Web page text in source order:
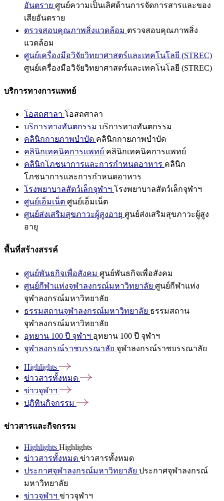
อันตราย ศูนย์ความเป็นเลิศด้านการจัดการสารและของ
เสียอันตราย
ตรวจสอบคุณภาพสิ่งแวดล้อม ตรวจสอบคุณภาพสิ่ง
แวดล้อม
ศูนย์เครื่องมือวิจัยวิทยาศาสตร์และเทคโนโลยี (STREC)
ศูนย์เครื่องมือวิจัยวิทยาศาสตร์และเทคโนโลยี (STREC)
บริการทางการแพทย์
โอสถศาลา โอสถศาลา
บริการทางทันตกรรม บริการทางทันตกรรม
คลินิกกายภาพบำบัด คลินิกกายภาพบำบัด
คลินิกเทคนิคการแพทย์ คลินิกเทคนิคการแพทย์
คลินิกโภชนาการและการกำหนดอาหาร คลินิก
โภชนาการและการกำหนดอาหาร
โรงพยาบาลสัตว์เล็กจุฬาฯ โรงพยาบาลสัตว์เล็กจุฬาฯ
ศูนย์เอ็มเน็ต ศูนย์เอ็มเน็ต
ศูนย์ส่งเสริมสุขภาวะผู้สูงอายุ ศูนย์ส่งเสริมสุขภาวะผู้สูง
อายุ
พื้นที่สร้างสรรค์
ศูนย์พันธกิจเพื่อสังคม ศูนย์พันธกิจเพื่อสังคม
ศูนย์กีฬาแห่งจุฬาลงกรณ์มหาวิทยาลัย ศูนย์กีฬาแห่ง
จุฬาลงกรณ์มหาวิทยาลัย
ธรรมสถานจุฬาลงกรณ์มหาวิทยาลัย ธรรมสถาน
จุฬาลงกรณ์มหาวิทยาลัย
อุทยาน 100 ปี จุฬาฯ อุทยาน 100 ปี จุฬาฯ
จุฬาลงกรณ์ราชบรรณาลัย จุฬาลงกรณ์ราชบรรณาลัย
Highlights
ข่าวสารทั้งหมด
ข่าวจุฬาฯ
ปฏิทินกิจกรรม
ข่าวสารและกิจกรรม
Highlights Highlights
ข่าวสารทั้งหมด ข่าวสารทั้งหมด
ประกาศจุฬาลงกรณ์มหาวิทยาลัย ประกาศจุฬาลงกรณ์
มหาวิทยาลัย
ข่าวจุฬาฯ ข่าวจุฬาฯ